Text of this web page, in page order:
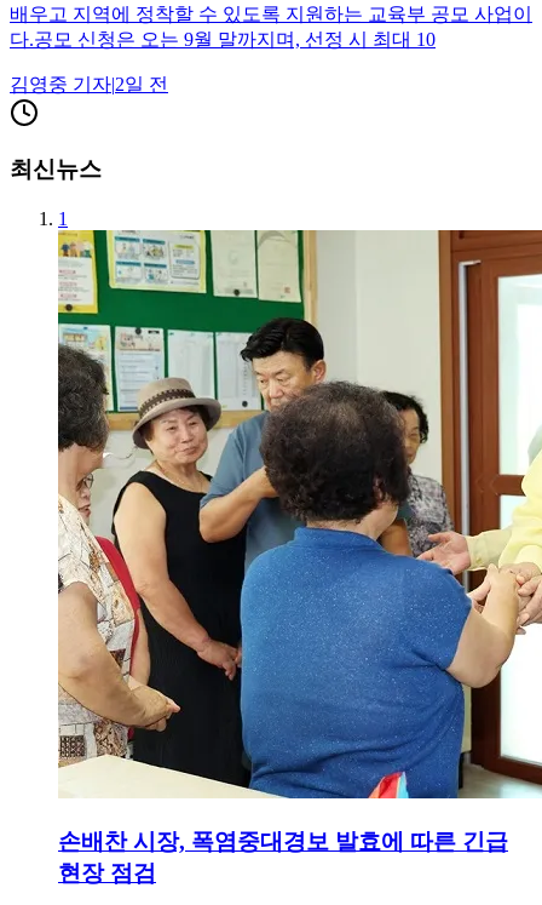
배우고 지역에 정착할 수 있도록 지원하는 교육부 공모 사업이
다.공모 신청은 오는 9월 말까지며, 선정 시 최대 10
김영중 기자|2일 전
최신뉴스
1
손배찬 시장, 폭염중대경보 발효에 따른 긴급
현장 점검